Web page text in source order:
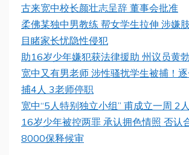
古来宽中校长颜壮志呈辞 董事会批准
柔佛某独中男教练 帮女学生拉伸 涉嫌
目睹家长忧隐性侵犯
助16岁少年嫌犯获法律援助 州议员黄
宽中又有男老师 涉性骚扰学生被捕！
捕4人 3老师停职
宽中“5人特别独立小组” 甫成立一周 2
16岁少年被控两罪 承认拥色情照 否认
8000保释候审